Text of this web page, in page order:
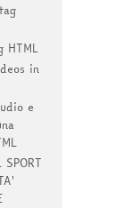
HTML
in
e